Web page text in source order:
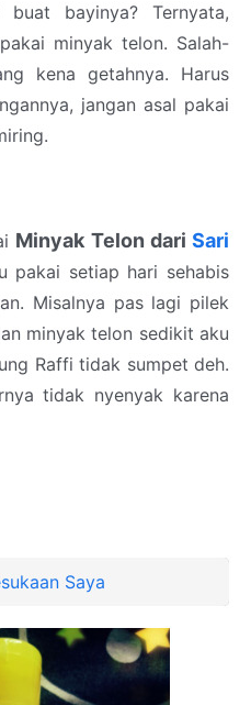
bayinya? Ternyata,
minyak telon. Salah-
kena getahnya. Harus
jangan asal pakai
Minyak Telon dari Sari
pakai setiap hari sehabis
Misalnya pas lagi pilek
minyak telon sedikit aku
Raffi tidak sumpet deh.
tidak nyenyak karena
Saya